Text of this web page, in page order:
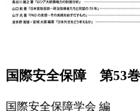
国際安全保障 第53
国際安全保障学会 編